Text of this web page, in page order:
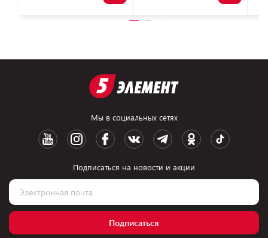
Мы в социальных сетях
Подписаться на новости и акции
Подписаться